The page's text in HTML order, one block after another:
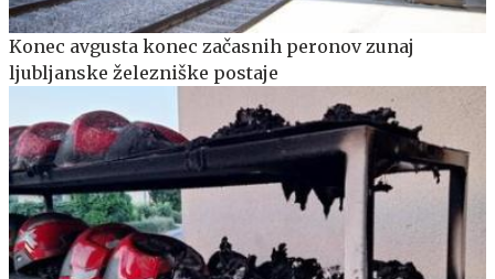
Konec avgusta konec začasnih peronov zunaj
ljubljanske železniške postaje